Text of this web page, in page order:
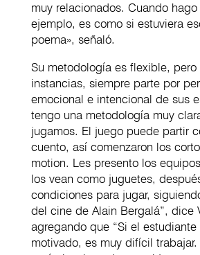
muy relacionados. Cuando
ejemplo, es como si estuviera
poema», señaló.
Su metodología es flexible,
instancias, siempre parte por
emocional e intencional de sus
tengo una metodología muy
jugamos. El juego puede partir
cuento, así comenzaron los
motion. Les presento los
los vean como juguetes,
condiciones para jugar,
del cine de Alain Bergalá”, dice
agregando que “Si el estudiante
motivado, es muy difícil